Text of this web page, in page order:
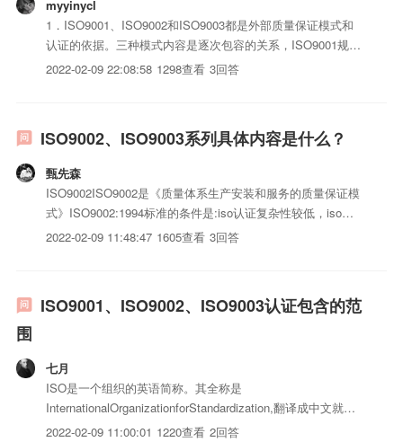
myyinycl
1．ISO9001、ISO9002和ISO9003都是外部质量保证模式和
认证的依据。三种模式内容是逐次包容的关系，ISO9001规定
了20项要求，比ISO9002多1项要求，比ISO9003多4项要求。
2022-02-09 22:08:58 1298查看 3回答
ISO9002、ISO9003系列具体内容是什么？
甄先森
ISO9002ISO9002是《质量体系生产安装和服务的质量保证模
式》ISO9002:1994标准的条件是:iso认证复杂性较低，iso认
证成熟程度较高，iso三体系认证结构不太复杂，制造复杂性
2022-02-09 11:48:47 1605查看 3回答
ISO9001、ISO9002、ISO9003认证包含的范
围
七月
ISO是一个组织的英语简称。其全称是
InternationalOrganizationforStandardization,翻译成中文就
是"国际标准化组织"。ISO宣称它的宗旨是"在世界上促进标准
2022-02-09 11:00:01 1220查看 2回答